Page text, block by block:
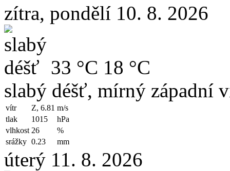
zítra, pondělí 10. 8. 2026
33 °C 18 °C
slabý déšť, mírný západní
vítr Z, 6.81 m/s
tlak
1015
hPa
vlhkost 26
%
srážky 0.23 mm
úterý 11. 8. 2026